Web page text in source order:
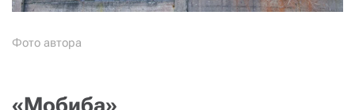
Фото автора
«Мобиба»